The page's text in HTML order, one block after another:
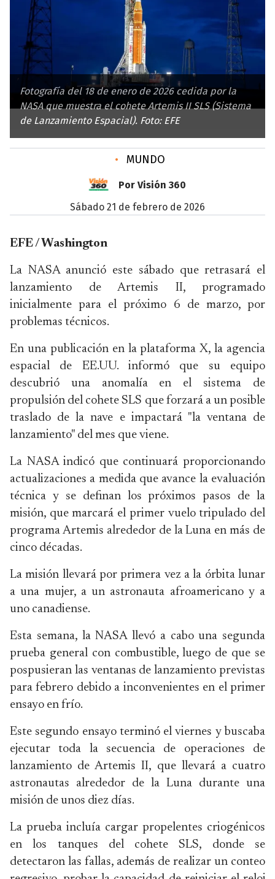
Fotografía del 18 de enero de 2026 cedida por la
NASA que muestra el cohete Artemis II SLS (Sistema
de Lanzamiento Espacial). Foto: EFE
• MUNDO
Por Visión 360
sábado 21 de febrero de 2026
EFE / Washington
La NASA anunció este sábado que retrasará el
lanzamiento de Artemis II, programado
inicialmente para el próximo 6 de marzo, por
problemas técnicos.
En una publicación en la plataforma X, la agencia
espacial de EE.UU. informó que su equipo
descubrió una anomalía en el sistema de
propulsión del cohete SLS que forzará a un posible
traslado de la nave e impactará "la ventana de
lanzamiento" del mes que viene.
La NASA indicó que continuará proporcionando
actualizaciones a medida que avance la evaluación
técnica y se definan los próximos pasos de la
misión, que marcará el primer vuelo tripulado del
programa Artemis alrededor de la Luna en más de
cinco décadas.
La misión llevará por primera vez a la órbita lunar
a una mujer, a un astronauta afroamericano y a
uno canadiense.
Esta semana, la NASA llevó a cabo una segunda
prueba general con combustible, luego de que se
pospusieran las ventanas de lanzamiento previstas
para febrero debido a inconvenientes en el primer
ensayo en frío.
Este segundo ensayo terminó el viernes y buscaba
ejecutar toda la secuencia de operaciones de
lanzamiento de Artemis II, que llevará a cuatro
astronautas alrededor de la Luna durante una
misión de unos diez días.
La prueba incluía cargar propelentes criogénicos
en los tanques del cohete SLS, donde se
detectaron las fallas, además de realizar un conteo